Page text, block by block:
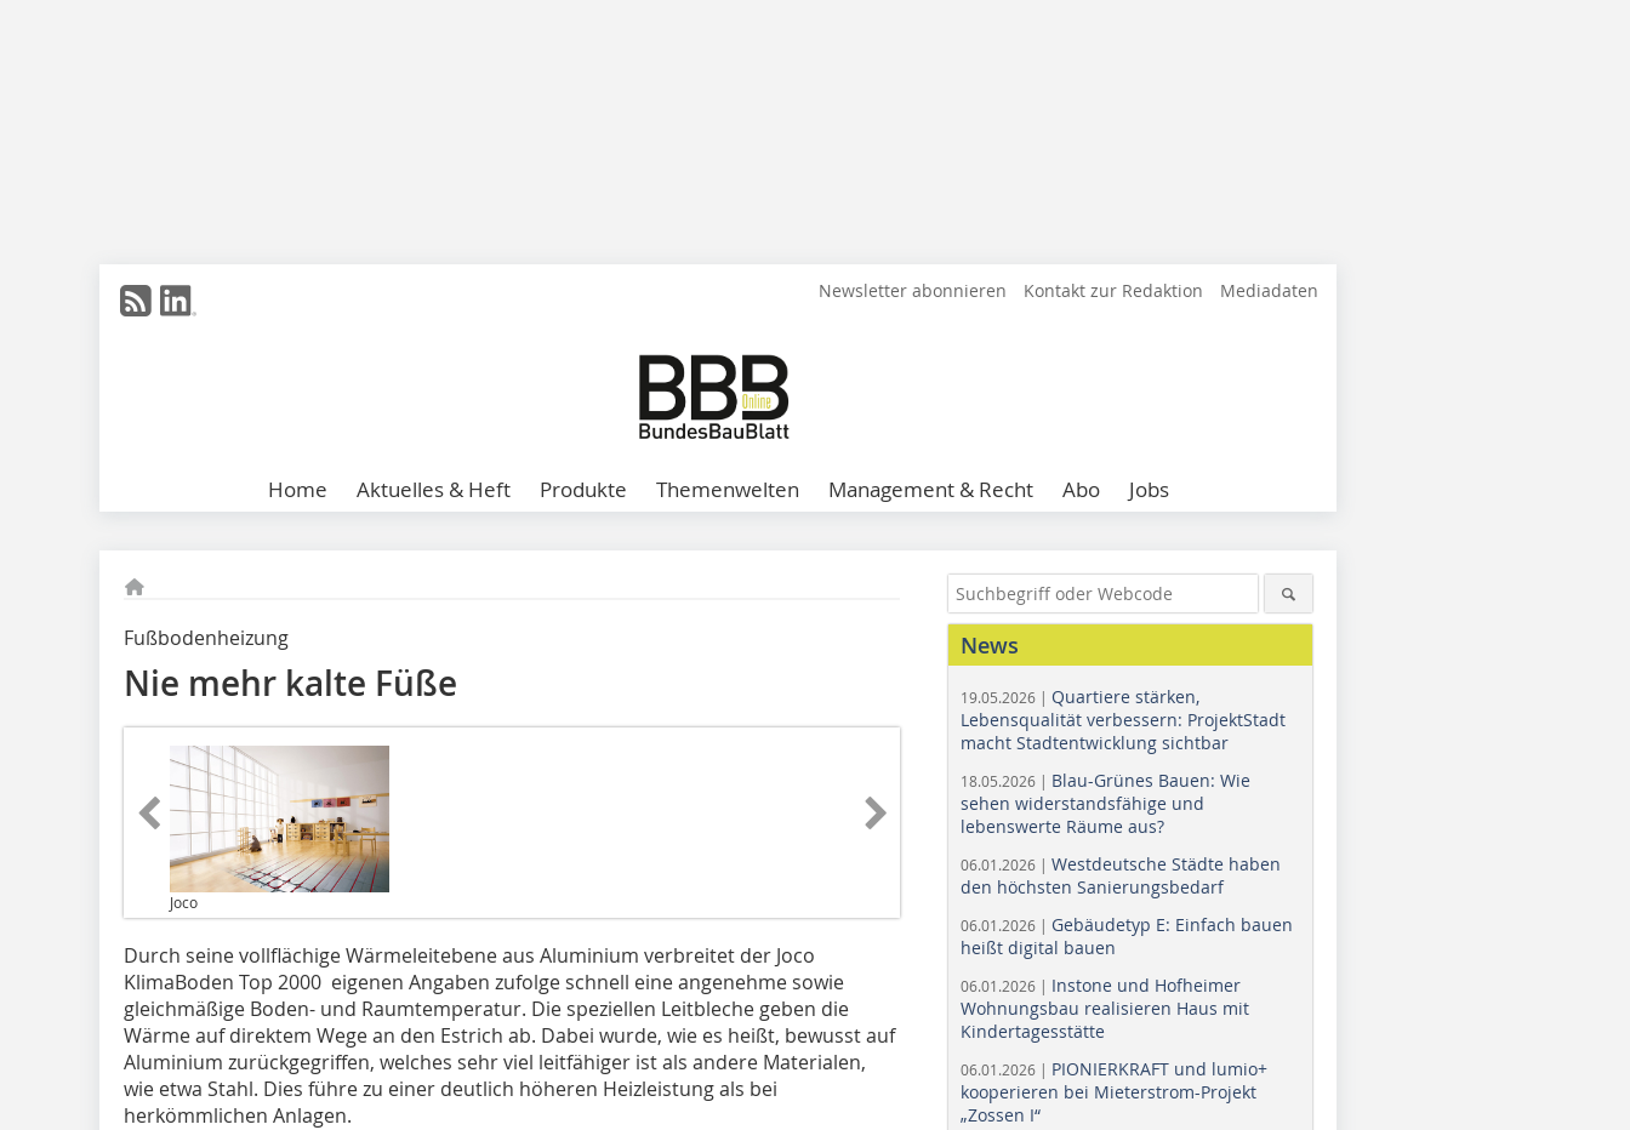
Newsletter abonnieren Kontakt zur Redaktion Mediadaten
Home Aktuelles & Heft Produkte Themenwelten Management & Recht Abo Jobs
Fußbodenheizung
Nie mehr kalte Füße
Joco
Durch seine vollflächige Wärmeleitebene aus Aluminium verbreitet der Joco
KlimaBoden Top 2000 eigenen Angaben zufolge schnell eine angenehme sowie
gleichmäßige Boden- und Raumtemperatur. Die speziellen Leitbleche geben die
Wärme auf direktem Wege an den Estrich ab. Dabei wurde, wie es heißt, be­­wusst auf
Aluminium zurückgegriffen, welches sehr viel leitfähiger ist als andere Materialen,
wie etwa Stahl. Dies führe zu einer deutlich höheren Heizleistung als bei
herkömmlichen Anlagen.
News
19.05.2026 | Quartiere stärken,
Lebensqualität verbessern: ProjektStadt
macht Stadtentwicklung sichtbar
18.05.2026 | Blau-Grünes Bauen: Wie
sehen widerstandsfähige und
lebenswerte Räume aus?
06.01.2026 | Westdeutsche Städte haben
den höchsten Sanierungsbedarf
06.01.2026 | Gebäudetyp E: Einfach bauen
heißt digital bauen
06.01.2026 | Instone und Hofheimer
Wohnungsbau realisieren Haus mit
Kindertagesstätte
06.01.2026 | PIONIERKRAFT und lumio+
kooperieren bei Mieterstrom-Projekt
„Zossen I“